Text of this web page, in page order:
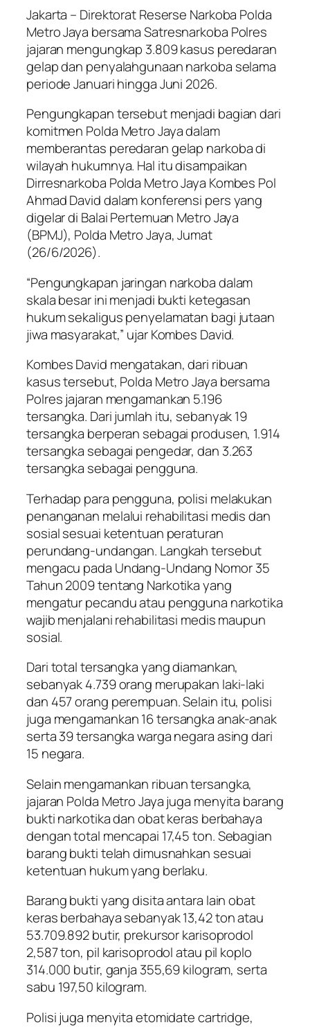
Jakarta – Direktorat Reserse Narkoba Polda
Metro Jaya bersama Satresnarkoba Polres
jajaran mengungkap 3.809 kasus peredaran
gelap dan penyalahgunaan narkoba selama
periode Januari hingga Juni 2026.
Pengungkapan tersebut menjadi bagian dari
komitmen Polda Metro Jaya dalam
memberantas peredaran gelap narkoba di
wilayah hukumnya. Hal itu disampaikan
Dirresnarkoba Polda Metro Jaya Kombes Pol
Ahmad David dalam konferensi pers yang
digelar di Balai Pertemuan Metro Jaya
(BPMJ), Polda Metro Jaya, Jumat
(26/6/2026).
“Pengungkapan jaringan narkoba dalam
skala besar ini menjadi bukti ketegasan
hukum sekaligus penyelamatan bagi jutaan
jiwa masyarakat,” ujar Kombes David.
Kombes David mengatakan, dari ribuan
kasus tersebut, Polda Metro Jaya bersama
Polres jajaran mengamankan 5.196
tersangka. Dari jumlah itu, sebanyak 19
tersangka berperan sebagai produsen, 1.914
tersangka sebagai pengedar, dan 3.263
tersangka sebagai pengguna.
Terhadap para pengguna, polisi melakukan
penanganan melalui rehabilitasi medis dan
sosial sesuai ketentuan peraturan
perundang-undangan. Langkah tersebut
mengacu pada Undang-Undang Nomor 35
Tahun 2009 tentang Narkotika yang
mengatur pecandu atau pengguna narkotika
wajib menjalani rehabilitasi medis maupun
sosial.
Dari total tersangka yang diamankan,
sebanyak 4.739 orang merupakan laki-laki
dan 457 orang perempuan. Selain itu, polisi
juga mengamankan 16 tersangka anak-anak
serta 39 tersangka warga negara asing dari
15 negara.
Selain mengamankan ribuan tersangka,
jajaran Polda Metro Jaya juga menyita barang
bukti narkotika dan obat keras berbahaya
dengan total mencapai 17,45 ton. Sebagian
barang bukti telah dimusnahkan sesuai
ketentuan hukum yang berlaku.
Barang bukti yang disita antara lain obat
keras berbahaya sebanyak 13,42 ton atau
53.709.892 butir, prekursor karisoprodol
2,587 ton, pil karisoprodol atau pil koplo
314.000 butir, ganja 355,69 kilogram, serta
sabu 197,50 kilogram.
Polisi juga menyita etomidate cartridge,